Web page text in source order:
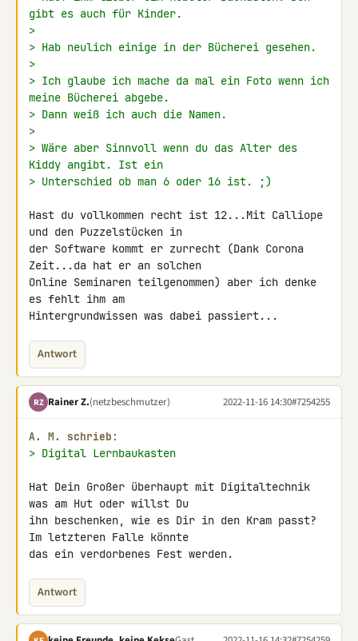
gibt es auch für Kinder.
>
> Hab neulich einige in der Bücherei gesehen.
>
> Ich glaube ich mache da mal ein Foto wenn ich
meine Bücherei abgebe.
> Dann weiß ich auch die Namen.
>
> Wäre aber Sinnvoll wenn du das Alter des
Kiddy angibt. Ist ein
> Unterschied ob man 6 oder 16 ist. ;)
Hast du vollkommen recht ist 12...Mit Calliope
und den Puzzelstücken in
der Software kommt er zurrecht (Dank Corona
Zeit...da hat er an solchen
Online Seminaren teilgenommen) aber ich denke
es fehlt ihm am
Hintergrundwissen was dabei passiert...
Antwort
RZ Rainer Z.(netzbeschmutzer) 2022-11-16 14:30#7254255
A. M. schrieb:
> Digital Lernbaukasten
Hat Dein Großer überhaupt mit Digitaltechnik
was am Hut oder willst Du
ihn beschenken, wie es Dir in den Kram passt?
Im letzteren Falle könnte
das ein verdorbenes Fest werden.
Antwort